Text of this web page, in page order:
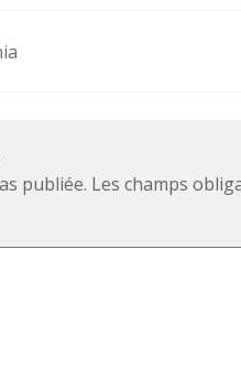
publiée. Les champs